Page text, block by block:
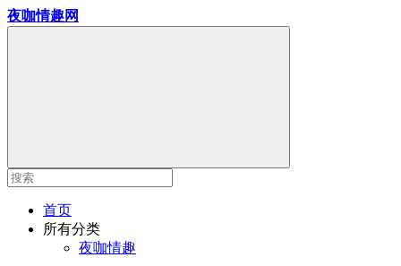
夜咖情趣网
首页
所有分类
夜咖情趣